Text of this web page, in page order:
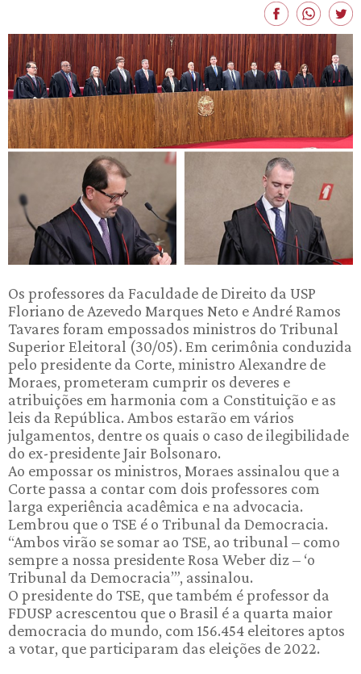
Os professores da Faculdade de Direito da USP
Floriano de Azevedo Marques Neto e André Ramos
Tavares foram empossados ministros do Tribunal
Superior Eleitoral (30/05). Em cerimônia conduzida
pelo presidente da Corte, ministro Alexandre de
Moraes, prometeram cumprir os deveres e
atribuições em harmonia com a Constituição e as
leis da República. Ambos estarão em vários
julgamentos, dentre os quais o caso de ilegibilidade
do ex-presidente Jair Bolsonaro.
Ao empossar os ministros, Moraes assinalou que a
Corte passa a contar com dois professores com
larga experiência acadêmica e na advocacia.
Lembrou que o TSE é o Tribunal da Democracia.
“Ambos virão se somar ao TSE, ao tribunal – como
sempre a nossa presidente Rosa Weber diz – ‘o
Tribunal da Democracia’”, assinalou.
O presidente do TSE, que também é professor da
FDUSP acrescentou que o Brasil é a quarta maior
democracia do mundo, com 156.454 eleitores aptos
a votar, que participaram das eleições de 2022.